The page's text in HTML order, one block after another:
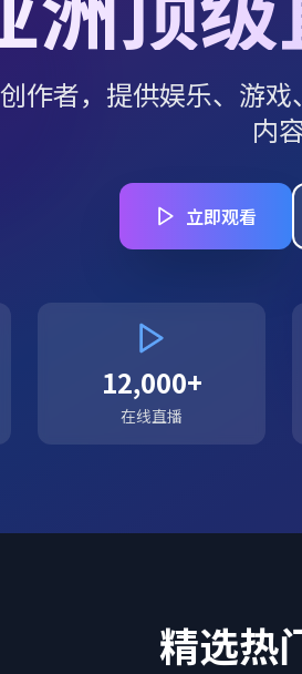
作者，提供娱乐、游
内
立即观看
12,000+
在线直播
精选热